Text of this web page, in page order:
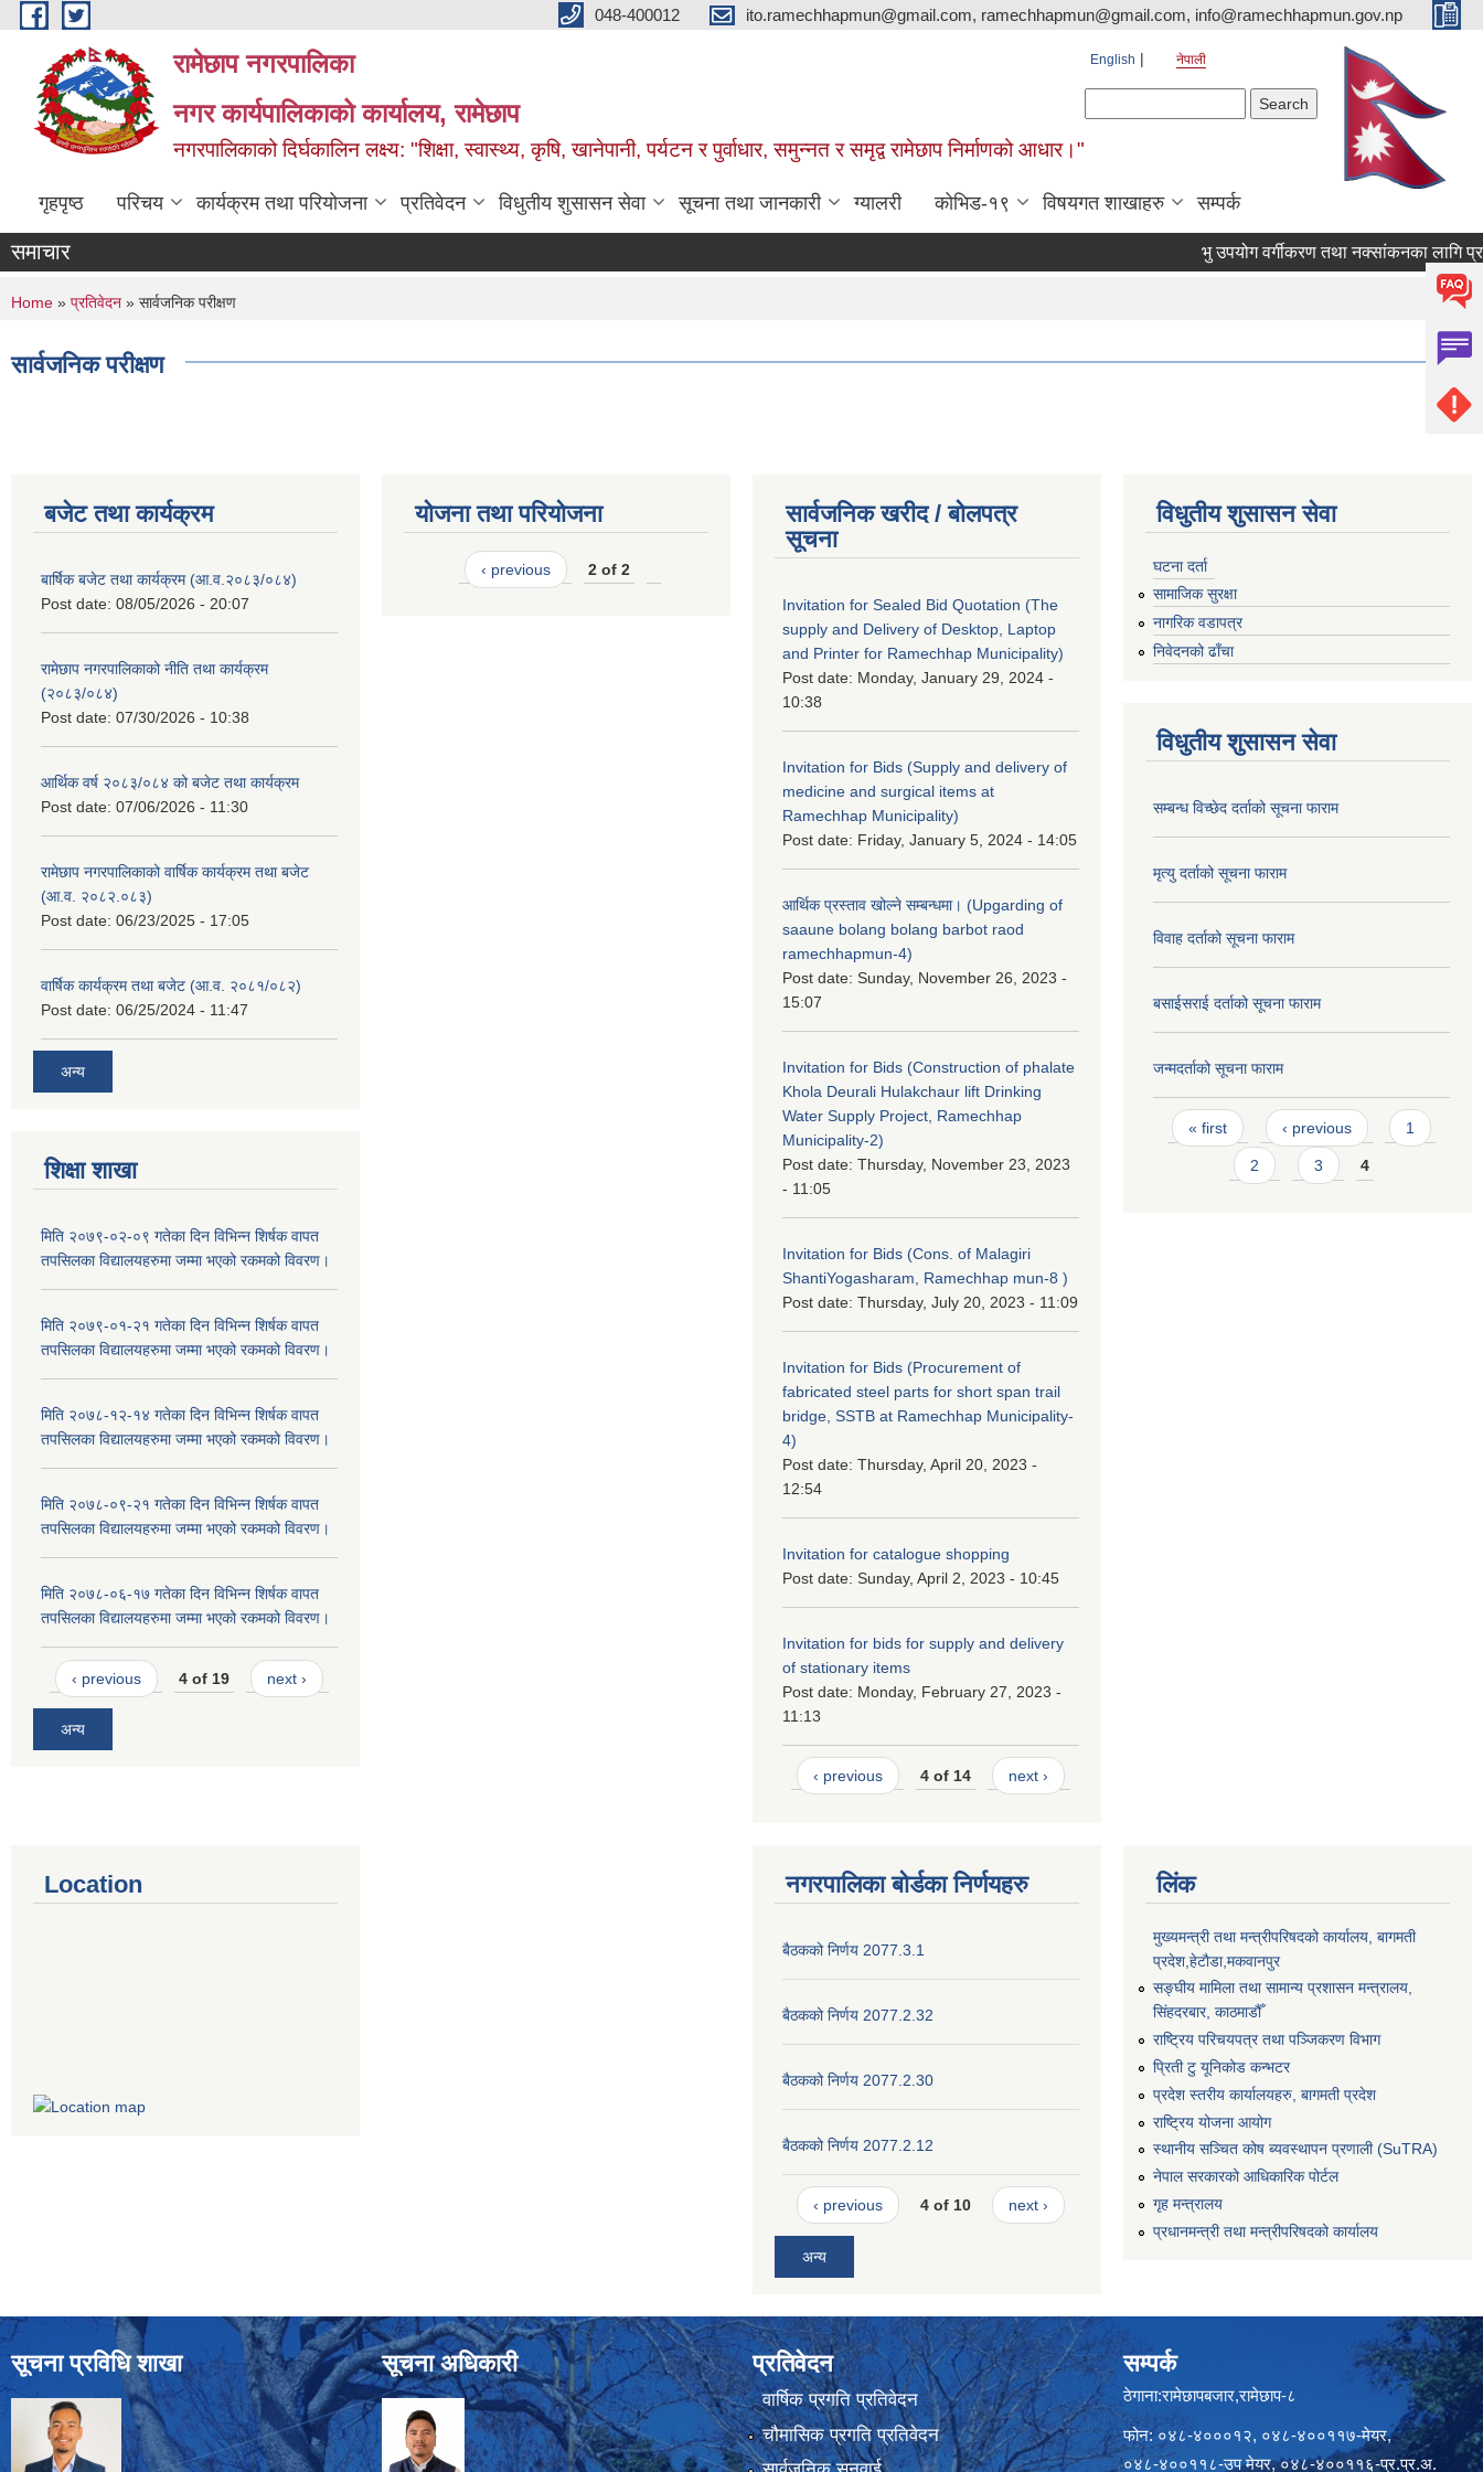
Skip to main content 048-400012 ito.ramechhapmun@gmail.com, ramechhapmun@gmail.com, info@ramechhapmun.gov.np
रामेछाप नगरपालिका
नगर कार्यपालिकाको कार्यालय, रामेछाप
नगरपालिकाको दिर्घकालिन लक्ष्य: "शिक्षा, स्वास्थ्य, कृषि, खानेपानी, पर्यटन र पुर्वाधार, समुन्नत र समृद्व रामेछाप निर्माणको आधार।"
English नेपाली
गृहपृष्ठ परिचय कार्यक्रम तथा परियोजना प्रतिवेदन विधुतीय शुसासन सेवा सूचना तथा जानकारी ग्यालरी कोभिड-१९ विषयगत शाखाहरु सम्पर्क
समाचार भु उपयोग वर्गीकरण तथा नक्सांकनका लागि
You are here
Home » प्रतिवेदन » सार्वजनिक परीक्षण
सार्वजनिक परीक्षण
बजेट तथा कार्यक्रम
बार्षिक बजेट तथा कार्यक्रम (आ.व.२०८३/०८४)
Post date: 08/05/2026 - 20:07
रामेछाप नगरपालिकाको नीति तथा कार्यक्रम
(२०८३/०८४)
Post date: 07/30/2026 - 10:38
आर्थिक वर्ष २०८३/०८४ को बजेट तथा कार्यक्रम
Post date: 07/06/2026 - 11:30
रामेछाप नगरपालिकाको वार्षिक कार्यक्रम तथा बजेट
(आ.व. २०८२.०८३)
Post date: 06/23/2025 - 17:05
वार्षिक कार्यक्रम तथा बजेट (आ.व. २०८१/०८२)
Post date: 06/25/2024 - 11:47
अन्य
शिक्षा शाखा
मिति २०७९-०२-०९ गतेका दिन विभिन्न शिर्षक वापत
तपसिलका विद्यालयहरुमा जम्मा भएको रकमको विवरण।
मिति २०७९-०१-२१ गतेका दिन विभिन्न शिर्षक वापत
तपसिलका विद्यालयहरुमा जम्मा भएको रकमको विवरण।
मिति २०७८-१२-१४ गतेका दिन विभिन्न शिर्षक वापत
तपसिलका विद्यालयहरुमा जम्मा भएको रकमको विवरण।
मिति २०७८-०९-२१ गतेका दिन विभिन्न शिर्षक वापत
तपसिलका विद्यालयहरुमा जम्मा भएको रकमको विवरण।
मिति २०७८-०६-१७ गतेका दिन विभिन्न शिर्षक वापत
तपसिलका विद्यालयहरुमा जम्मा भएको रकमको विवरण।
‹ previous 4 of 19 next ›
अन्य
योजना तथा परियोजना
‹ previous 2 of 2
सार्वजनिक खरीद / बोलपत्र
सूचना
Invitation for Sealed Bid Quotation (The
supply and Delivery of Desktop, Laptop
and Printer for Ramechhap Municipality)
Post date: Monday, January 29, 2024 -
10:38
Invitation for Bids (Supply and delivery of
medicine and surgical items at
Ramechhap Municipality)
Post date: Friday, January 5, 2024 - 14:05
आर्थिक प्रस्ताव खोल्ने सम्बन्धमा। (Upgarding of
saaune bolang bolang barbot raod
ramechhapmun-4)
Post date: Sunday, November 26, 2023 -
15:07
Invitation for Bids (Construction of phalate
Khola Deurali Hulakchaur lift Drinking
Water Supply Project, Ramechhap
Municipality-2)
Post date: Thursday, November 23, 2023
- 11:05
Invitation for Bids (Cons. of Malagiri
ShantiYogasharam, Ramechhap mun-8 )
Post date: Thursday, July 20, 2023 - 11:09
Invitation for Bids (Procurement of
fabricated steel parts for short span trail
bridge, SSTB at Ramechhap Municipality-
4)
Post date: Thursday, April 20, 2023 -
12:54
Invitation for catalogue shopping
Post date: Sunday, April 2, 2023 - 10:45
Invitation for bids for supply and delivery
of stationary items
Post date: Monday, February 27, 2023 -
11:13
‹ previous 4 of 14 next ›
विधुतीय शुसासन सेवा
घटना दर्ता
सामाजिक सुरक्षा
नागरिक वडापत्र
निवेदनको ढाँचा
विधुतीय शुसासन सेवा
सम्बन्ध विच्छेद दर्ताको सूचना फाराम
मृत्यु दर्ताको सूचना फाराम
विवाह दर्ताको सूचना फाराम
बसाईसराई दर्ताको सूचना फाराम
जन्मदर्ताको सूचना फाराम
Pages
« first ‹ previous 1
2 3 4
Location नगरपालिका बोर्डका निर्णयहरु
बैठकको निर्णय 2077.3.1
बैठकको निर्णय 2077.2.32
बैठकको निर्णय 2077.2.30
बैठकको निर्णय 2077.2.12
‹ previous 4 of 10 next ›
अन्य
लिंक
मुख्यमन्त्री तथा मन्त्रीपरिषदको कार्यालय, बागमती
प्रदेश,हेटाैडा,मकवानपुर
सङ्‍घीय मामिला तथा सामान्य प्रशासन मन्त्रालय,
सिंहदरबार, काठमाडौँ
राष्ट्रिय परिचयपत्र तथा पञ्जिकरण विभाग
प्रिती टु यूनिकोड कन्भटर
प्रदेश स्तरीय कार्यालयहरु, बागमती प्रदेश
राष्ट्रिय योजना आयोग
स्थानीय सञ्चित कोष ब्यवस्थापन प्रणाली (SuTRA)
नेपाल सरकारको आधिकारिक पोर्टल
गृह मन्त्रालय
प्रधानमन्त्री तथा मन्त्रीपरिषदको कार्यालय
सूचना प्रविधि शाखा सूचना अधिकारी प्रतिवेदन
वार्षिक प्रगति प्रतिवेदन
चौमासिक प्रगति प्रतिवेदन
सम्पर्क
ठेगाना:रामेछापबजार,रामेछाप-८
फोन: ०४८-४०००१२, ०४८-४००११७-मेयर,
०४८-४००११८-उप मेयर, ०४८-४००११६-प्र.प्र.अ.